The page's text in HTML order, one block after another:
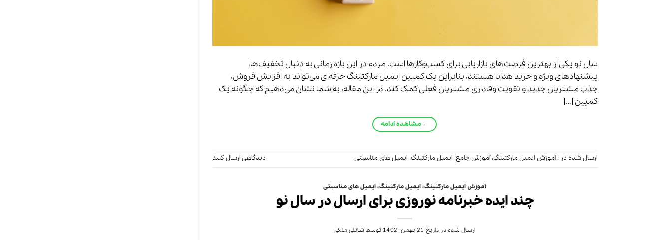
سال نو یکی از بهترین فرصت‌های بازاریابی برای کسب‌وکارها است. مردم در این بازه زمانی به دنبال تخفیف‌ها،
پیشنهادهای ویژه و خرید هدایا هستند، بنابراین یک کمپین ایمیل مارکتینگ حرفه‌ای می‌تواند به افزایش فروش،
جذب مشتریان جدید و تقویت وفاداری مشتریان فعلی کمک کند. در این مقاله، به شما نشان می‌دهیم که چگونه یک
کمپین […]
← مشاهده ادامه
ارسال شده در :آموزش ایمیل مارکتینگ،آموزش جامع، ایمیل مارکتینگ، ایمیل های مناسبتی دیدگاهی ارسال کنید
آموزش ایمیل مارکتینگ،ایمیل مارکتینگ،ایمیل های مناسبتی
چند ایده خبرنامه نوروزی برای ارسال در سال نو
ارسال شده در تاریخ 21 بهمن، 1402 توسط شانلی ملکی